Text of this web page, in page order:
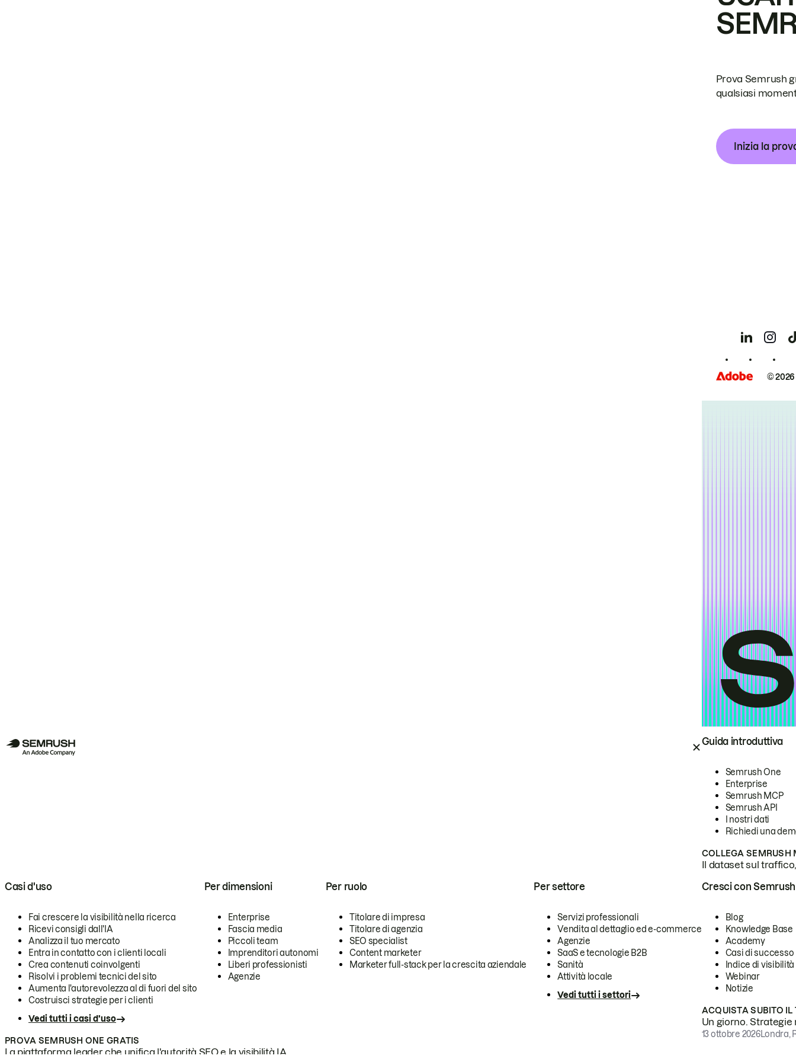
Guida introduttiva
Semrush One
Enterprise
Semrush MCP
Semrush API
I nostri dati
Richiedi una
COLLEGA SEMRUSH
Il dataset sul
Casi d'uso
Fai crescere la visibilità nella ricerca
Ricevi consigli dall'IA
Analizza il tuo mercato
Entra in contatto con i clienti locali
Crea contenuti coinvolgenti
Risolvi i problemi tecnici del sito
Aumenta l'autorevolezza al di fuori del sito
Costruisci strategie per i clienti
Vedi tutti i casi d'uso
Per dimensioni
Enterprise
Fascia media
Piccoli team
Imprenditori autonomi
Liberi professionisti
Agenzie
Per ruolo
Titolare di impresa
Titolare di agenzia
SEO specialist
Content marketer
Marketer full-stack per la crescita aziendale
Per settore
Servizi professionali
Vendita al dettaglio ed e-commerce
Agenzie
SaaS e tecnologie B2B
Sanità
Attività locale
Vedi tutti i settori
PROVA SEMRUSH ONE GRATIS
La piattaforma leader che unifica l'autorità SEO e la visibilità IA.
Cresci con Semrush
Blog
Knowledge Base
Academy
Casi di successo
Indice di visibilità
Webinar
Notizie
ACQUISTA SUBITO IL
Un giorno.
13 ottobre 2026Londra,
Prova Semrush
qualsiasi
Inizia la
©